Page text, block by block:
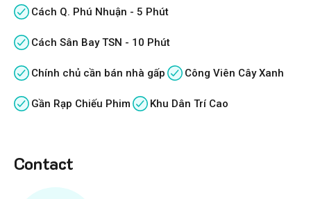
Cách Q. Phú Nhuận - 5 Phút
Cách Sân Bay TSN - 10 Phút
Chính chủ cần bán nhà gấp Công Viên Cây Xanh
Gần Rạp Chiếu Phim Khu Dân Trí Cao
Contact